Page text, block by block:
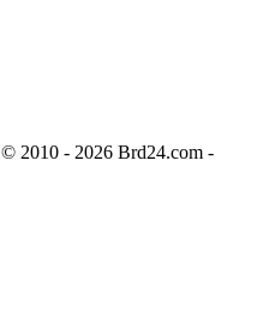
© 2010 - 2026 Brd24.com -